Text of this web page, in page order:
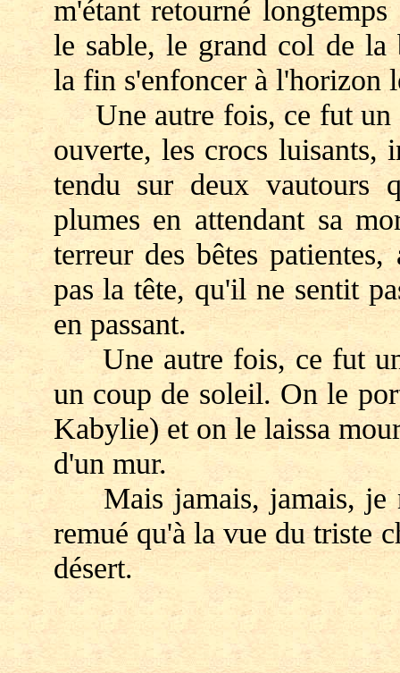
m'étant retourné
le sable, le grand col de la
la fin s'enfoncer à l'horizon
Une autre fois, ce fut un
ouverte, les crocs luisants,
tendu sur deux vautours
plumes en attendant sa
terreur des bêtes
pas la tête, qu'il ne sentit
en passant.
Une autre fois, ce fut un
un coup de soleil. On le
Kabylie) et on le laissa
d'un mur.
Mais jamais, jamais, je
remué qu'à la vue du triste
désert.